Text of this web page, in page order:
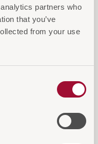
partners who
that you’ve
from your use
robustes Design für